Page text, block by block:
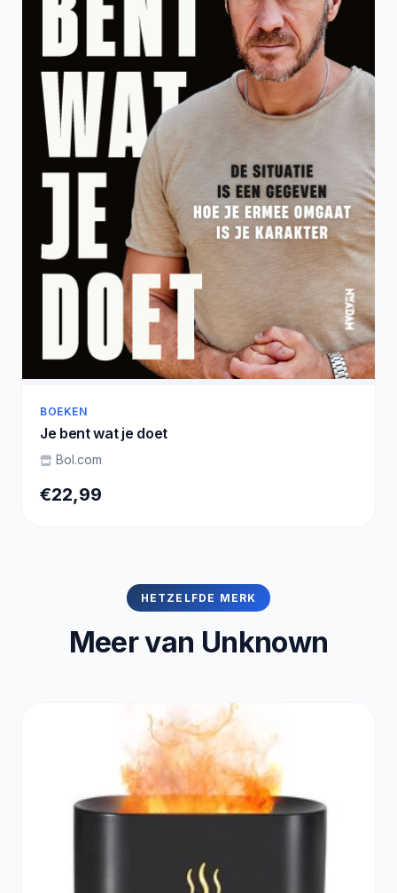
BOEKEN
Je bent wat je doet
Bol.com
€22,99
HETZELFDE MERK
Meer van Unknown